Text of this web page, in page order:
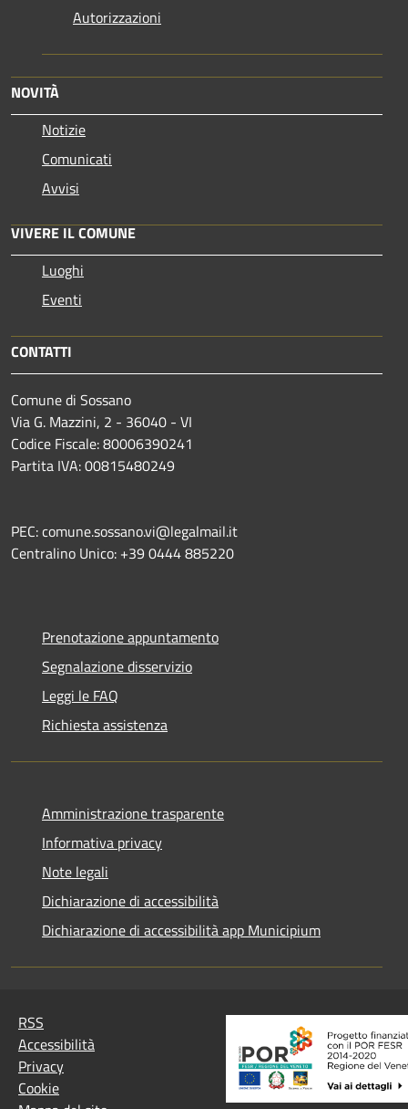
Autorizzazioni
NOVITÀ
Notizie
Comunicati
Avvisi
VIVERE IL COMUNE
Luoghi
Eventi
CONTATTI
Comune di Sossano
Via G. Mazzini, 2 - 36040 - VI
Codice Fiscale: 80006390241
Partita IVA: 00815480249
PEC: comune.sossano.vi@legalmail.it
Centralino Unico: +39 0444 885220
Prenotazione appuntamento
Segnalazione disservizio
Leggi le FAQ
Richiesta assistenza
Amministrazione trasparente
Informativa privacy
Note legali
Dichiarazione di accessibilità
Dichiarazione di accessibilità app Municipium
RSS
Accessibilità
Privacy
Cookie